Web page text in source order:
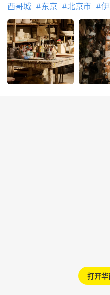
西哥城
东京 北京市
打开